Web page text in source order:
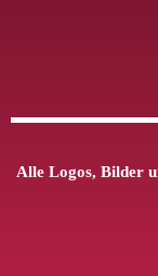
Alle Logos, Bilder